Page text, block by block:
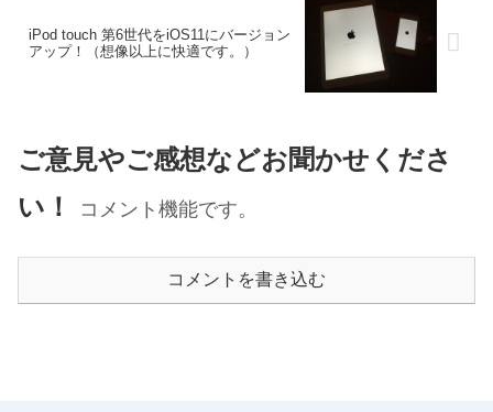
iPod touch 第6世代をiOS11にバージョン
アップ！（想像以上に快適です。）
ご意見やご感想などお聞かせくださ
い！
コメント機能です。
コメントを書き込む